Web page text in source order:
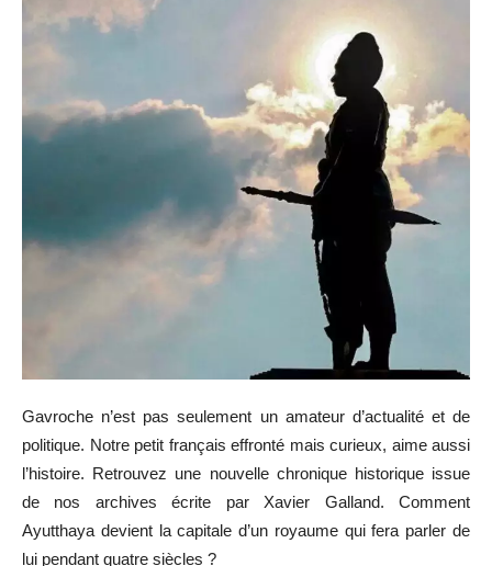
Gavroche n’est pas seulement un amateur d’actualité et de
politique. Notre petit français effronté mais curieux, aime aussi
l’histoire. Retrouvez une nouvelle chronique historique issue
de nos archives écrite par Xavier Galland. Comment
Ayutthaya devient la capitale d’un royaume qui fera parler de
lui pendant quatre siècles ?